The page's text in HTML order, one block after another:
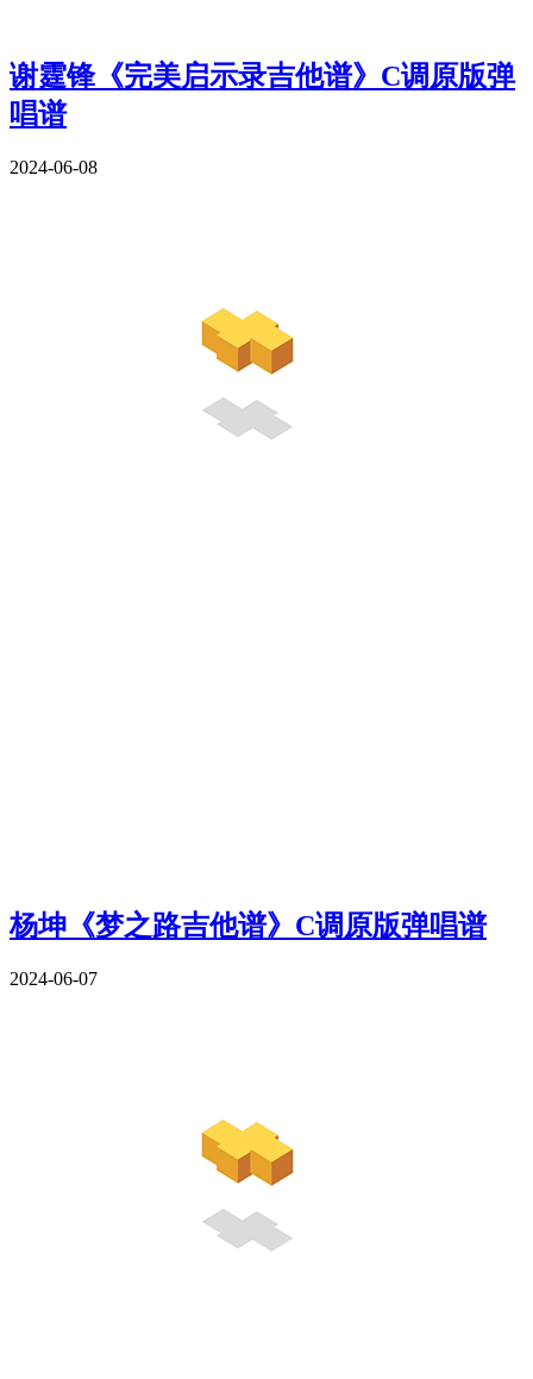
谢霆锋《完美启示录吉他谱》C调原版弹
唱谱
2024-06-08
杨坤《梦之路吉他谱》C调原版弹唱谱
2024-06-07